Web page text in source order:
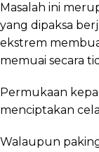
Masalah ini
yang dipaksa
ekstrem
memuai secara
Permukaan
menciptakan
Walaupun